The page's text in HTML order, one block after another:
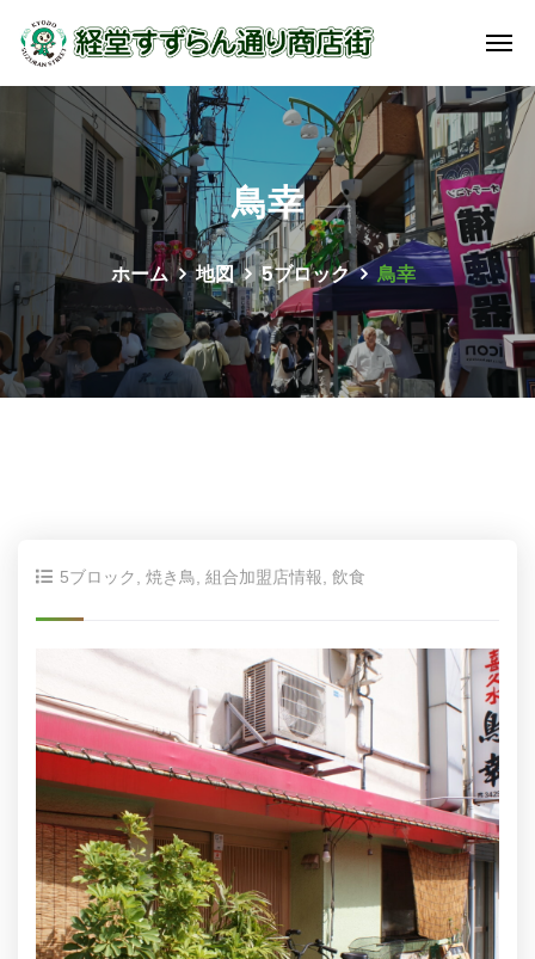
鳥幸
ホーム 地図 5ブロック 鳥幸
5ブロック 焼き鳥 組合加盟店情報 飲食